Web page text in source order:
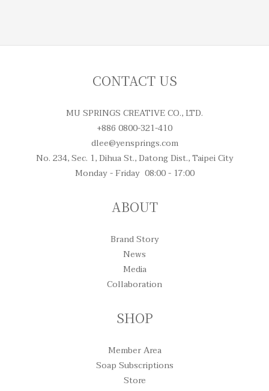
CONTACT US
MU SPRINGS CREATIVE CO., LTD.
+886 0800-321-410
dlee@yensprings.com
No. 234, Sec. 1, Dihua St., Datong Dist., Taipei City
Monday - Friday 08:00 - 17:00
ABOUT
Brand Story
News
Media
Collaboration
SHOP
Member Area
Soap Subscriptions
Store